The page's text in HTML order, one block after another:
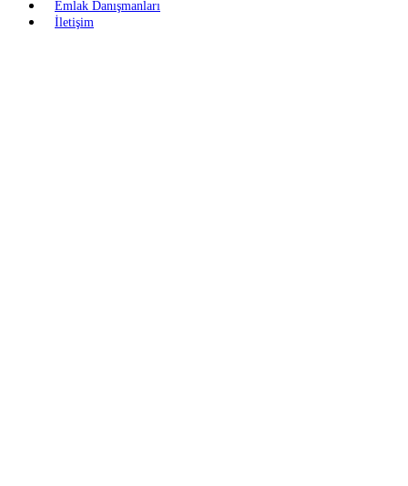
Emlak Danışmanları
İletişim